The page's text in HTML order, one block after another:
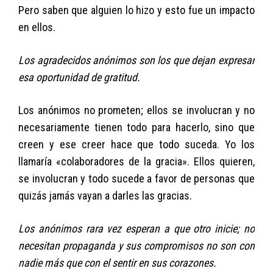
Pero saben que alguien lo hizo y esto fue un impacto
en ellos.
Los agradecidos anónimos son los que dejan expresar
esa oportunidad de gratitud.
Los anónimos no prometen; ellos se involucran y no
necesariamente tienen todo para hacerlo, sino que
creen y ese creer hace que todo suceda. Yo los
llamaría «colaboradores de la gracia». Ellos quieren,
se involucran y todo sucede a favor de personas que
quizás jamás vayan a darles las gracias.
Los anónimos rara vez esperan a que otro inicie; no
necesitan propaganda y sus compromisos no son con
nadie más que con el sentir en sus corazones.